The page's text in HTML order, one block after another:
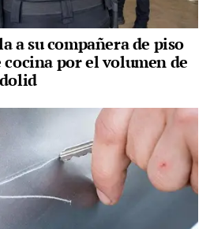
a su compañera de piso
por el volumen de